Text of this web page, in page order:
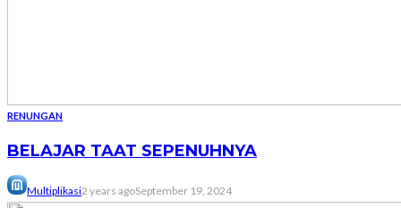
RENUNGAN
BELAJAR TAAT SEPENUHNYA
Multiplikasi2 years agoSeptember 19, 2024